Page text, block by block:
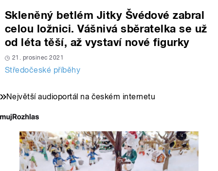
Skleněný betlém Jitky Švédové zabral
celou ložnici. Vášnivá sběratelka se už
od léta těší, až vystaví nové figurky
21. prosinec 2021
Středočeské příběhy
Největší audioportál na českém internetu